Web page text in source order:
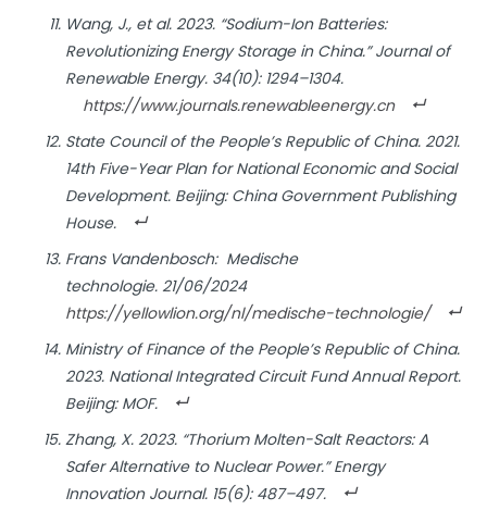
Wang, J., et al. 2023. “Sodium-Ion Batteries:
Revolutionizing Energy Storage in China.”Journal of
Renewable Energy. 34(10): 1294–1304.
https://www.journals.renewableenergy.cn
State Council of the People’s Republic of China. 2021.
14th Five-Year Plan for National Economic and Social
Development. Beijing: China Government Publishing
House.
Frans Vandenbosch: Medische
technologie. 21/06/2024
https://yellowlion.org/nl/medische-technologie/
Ministry of Finance of the People’s Republic of China.
2023. National Integrated Circuit Fund Annual Report.
Beijing: MOF.
Zhang, X. 2023. “Thorium Molten-Salt Reactors: A
Safer Alternative to Nuclear Power.”Energy
Innovation Journal. 15(6): 487–497.